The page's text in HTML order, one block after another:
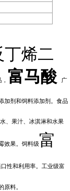
丁烯二
富马酸 广
加剂和饲料添加剂。食品
、果汁、冰淇淋和水果
效果。饲料级富
性和利用率。工业级富
原料。